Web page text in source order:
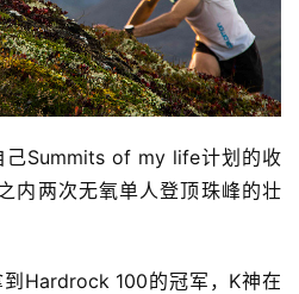
己Summits of my life计划的收
内两次无氧单人登顶珠峰的壮
Hardrock 100的冠军，K神在